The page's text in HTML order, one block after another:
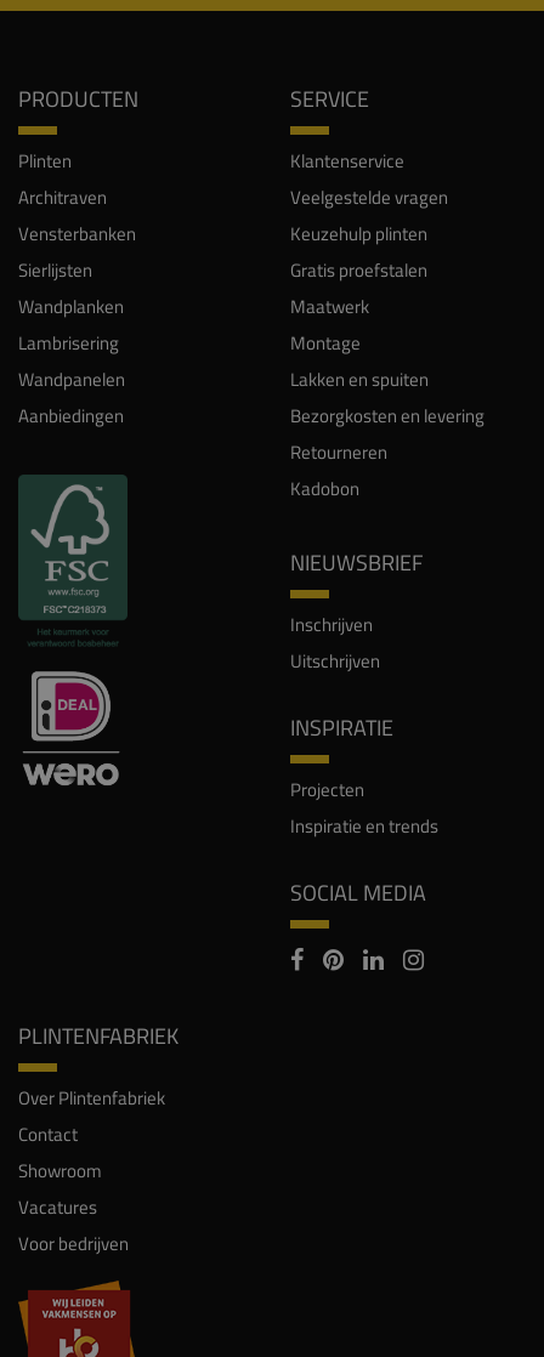
PRODUCTEN
Plinten
Architraven
Vensterbanken
Sierlijsten
Wandplanken
Lambrisering
Wandpanelen
Aanbiedingen
SERVICE
Klantenservice
Veelgestelde vragen
Keuzehulp plinten
Gratis proefstalen
Maatwerk
Montage
Lakken en spuiten
Bezorgkosten en levering
Retourneren
Kadobon
NIEUWSBRIEF
Inschrijven
Uitschrijven
INSPIRATIE
Projecten
Inspiratie en trends
SOCIAL MEDIA
PLINTENFABRIEK
Over Plintenfabriek
Contact
Showroom
Vacatures
Voor bedrijven